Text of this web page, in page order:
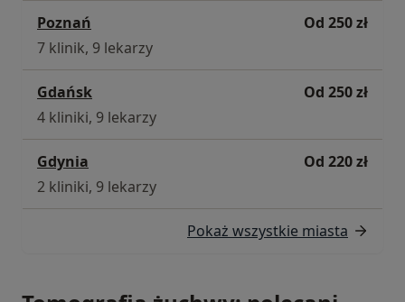
Poznań
Od 250 zł
7 klinik, 9 lekarzy
Gdańsk
Od 250 zł
4 kliniki, 9 lekarzy
Gdynia
Od 220 zł
2 kliniki, 9 lekarzy
Pokaż wszystkie miasta